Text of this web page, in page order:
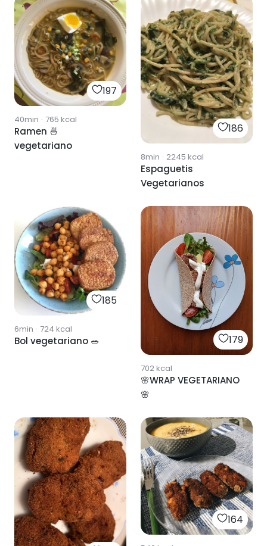
197
40min · 765 kcal
Ramen 🍜
vegetariano
186
8min · 2245 kcal
Espaguetis
Vegetarianos
185
6min · 724 kcal
Bol vegetariano 🥗 179
702kcal
🌸WRAP VEGETARIANO
🌸
164